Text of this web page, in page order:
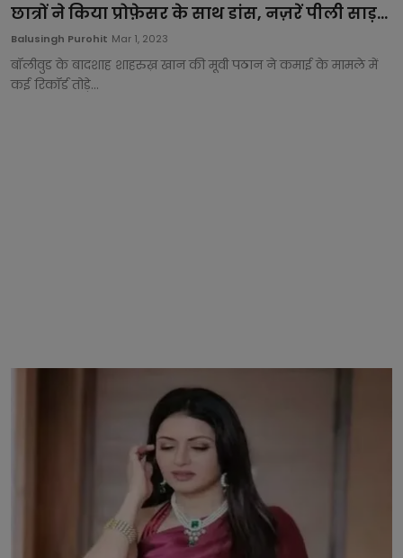
छात्रों ने किया प्रोफ़ेसर के साथ डांस, नज़रें पीली साड़...
Balusingh Purohit Mar 1, 2023
बॉलीवुड के बादशाह शाहरुख़ खान की मूवी पठान ने कमाई के मामले में
कई रिकॉर्ड तोड़े...